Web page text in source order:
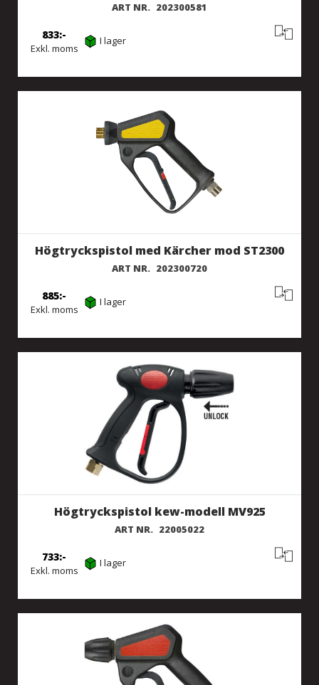
ART NR. 202300581
Exkl. moms
833 I lager
Högtryckspistol med Kärcher mod ST2300
ART NR. 202300720
Exkl. moms
885 I lager
Högtryckspistol kew-modell MV925
ART NR. 22005022
Exkl. moms
733 I lager